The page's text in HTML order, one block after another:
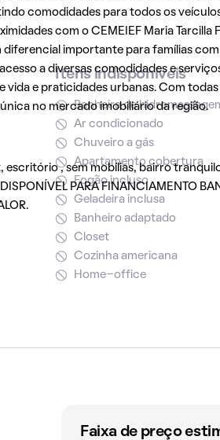
comodidades para todos os
com o CEMEIEF Maria Tarcilla
diferencial importante para famílias
a diversas comodidades e
vida e praticidades urbanas. Com
no mercado imobiliário da região.
escritório , sem mobílias, bairro
PARA FINANCIAMENTO
Itens indisponíveis
Banheira de
Ar condicionado
Chuveiro a gás
Apartamento cobertura
Fogão incluso
Geladeira inclusa
Banheiro adaptado
Closet
Cozinha americana
Home-office
Faixa de preço